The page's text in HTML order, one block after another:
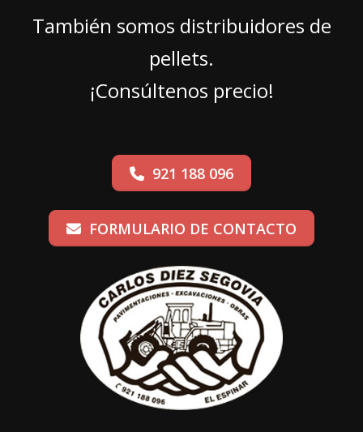
También somos distribuidores de
pellets.
¡Consúltenos precio!
921 188 096
FORMULARIO DE CONTACTO